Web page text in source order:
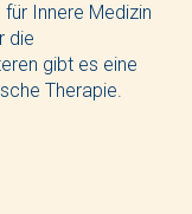
Innere Medizin
die
gibt es eine
Therapie.